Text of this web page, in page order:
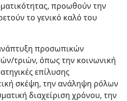
προωθούν την
το γενικό καλό του
προσωπικών
τριών, όπως την κοινωνική
επίλυσης
σκέψη, την ανάληψη ρόλων
διαχείριση χρόνου, την